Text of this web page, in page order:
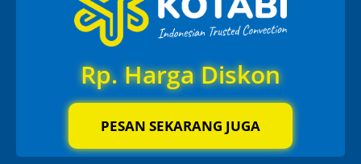
Rp. Harga Diskon
PESAN SEKARANG JUGA